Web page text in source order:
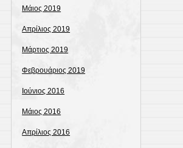
Μάιος 2019
Απρίλιος 2019
Μάρτιος 2019
Φεβρουάριος 2019
Ιούνιος 2016
Μάιος 2016
Απρίλιος 2016